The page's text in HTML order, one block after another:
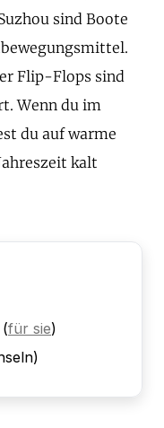
sind Boote
Flip-Flops sind
Wenn du im
du auf warme
kalt
(für sie)